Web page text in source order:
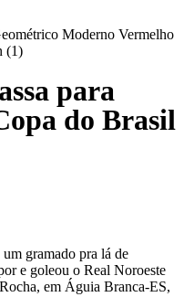
para
do Brasil
gramado pra lá de
e goleou o Real Noroeste
em Águia Branca-ES,